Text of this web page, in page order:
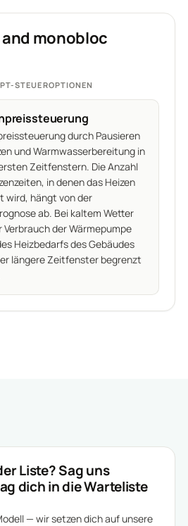
monobloc
STEUEROPTIONEN
durch Pausieren
und Warmwasserbereitung in
Zeitfenstern. Die Anzahl
in denen das Heizen
wird, hängt von der
ab. Bei kaltem Wetter
Verbrauch der Wärmepumpe
Heizbedarfs des Gebäudes
längere Zeitfenster begrenzt
Liste? Sag uns
dich in die Warteliste
— wir setzen dich auf unsere